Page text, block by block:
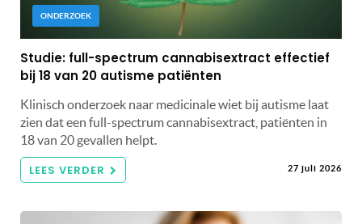
ONDERZOEK
Studie: full-spectrum cannabisextract effectief
bij 18 van 20 autisme patiënten
Klinisch onderzoek naar medicinale wiet bij autisme laat
zien dat een full-spectrum cannabisextract, patiënten in
18 van 20 gevallen helpt.
LEES VERDER 27 juli 2026